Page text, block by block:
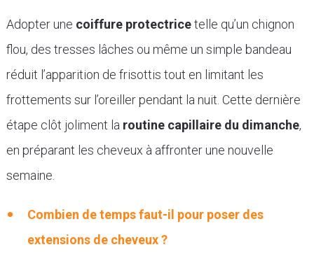
Adopter une coiffure protectricetelle qu’un chignon
flou, des tresses lâches ou même un simple bandeau
réduit l’apparition de frisottis tout en limitant les
frottements sur l’oreiller pendant la nuit. Cette dernière
étape clôt joliment la routine capillaire du dimanche,
en préparant les cheveux à affronter une nouvelle
semaine.
Combien de temps faut-il pour poser des
extensions de cheveux ?